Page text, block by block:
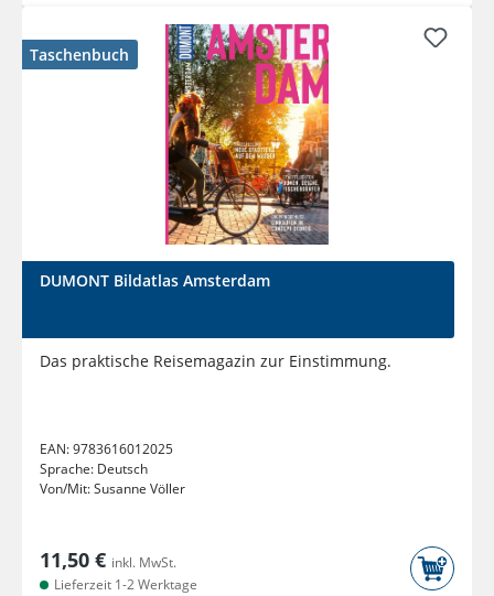
Taschenbuch
DUMONT Bildatlas Amsterdam
Das praktische Reisemagazin zur Einstimmung.
EAN:9783616012025
Sprache: Deutsch
Von/Mit:Susanne Völler
11,50 € inkl. MwSt.
Lieferzeit 1-2 Werktage